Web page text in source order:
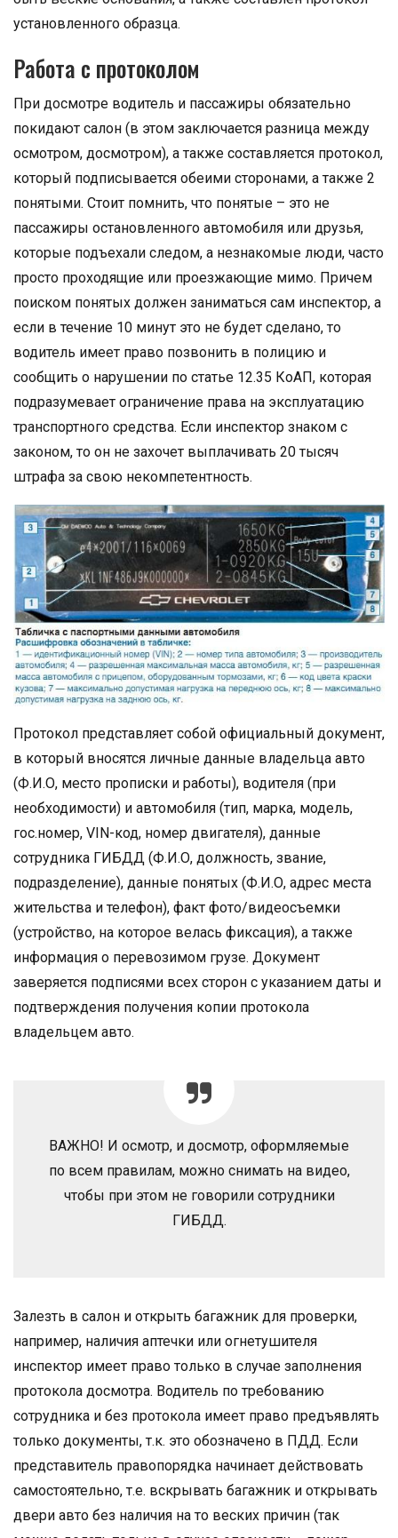
установленного образца.
Работа с протоколом
При досмотре водитель и пассажиры обязательно
покидают салон (в этом заключается разница между
осмотром, досмотром), а также составляется протокол,
который подписывается обеими сторонами, а также 2
понятыми. Стоит помнить, что понятые – это не
пассажиры остановленного автомобиля или друзья,
которые подъехали следом, а незнакомые люди, часто
просто проходящие или проезжающие мимо. Причем
поиском понятых должен заниматься сам инспектор, а
если в течение 10 минут это не будет сделано, то
водитель имеет право позвонить в полицию и
сообщить о нарушении по статье 12.35 КоАП, которая
подразумевает ограничение права на эксплуатацию
транспортного средства. Если инспектор знаком с
законом, то он не захочет выплачивать 20 тысяч
штрафа за свою некомпетентность.
Протокол представляет собой официальный документ,
в который вносятся личные данные владельца авто
(Ф.И.О, место прописки и работы), водителя (при
необходимости) и автомобиля (тип, марка, модель,
гос.номер, VIN-код, номер двигателя), данные
сотрудника ГИБДД (Ф.И.О, должность, звание,
подразделение), данные понятых (Ф.И.О, адрес места
жительства и телефон), факт фото/видеосъемки
(устройство, на которое велась фиксация), а также
информация о перевозимом грузе. Документ
заверяется подписями всех сторон с указанием даты и
подтверждения получения копии протокола
владельцем авто.
ВАЖНО! И осмотр, и досмотр, оформляемые
по всем правилам, можно снимать на видео,
чтобы при этом не говорили сотрудники
ГИБДД.
Залезть в салон и открыть багажник для проверки,
например, наличия аптечки или огнетушителя
инспектор имеет право только в случае заполнения
протокола досмотра. Водитель по требованию
сотрудника и без протокола имеет право предъявлять
только документы, т.к. это обозначено в ПДД. Если
представитель правопорядка начинает действовать
самостоятельно, т.е. вскрывать багажник и открывать
двери авто без наличия на то веских причин (так